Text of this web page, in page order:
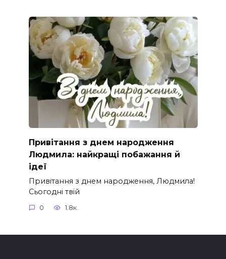
Привітання з днем народження
Людмила: найкращі побажання й
ідеї
Привітання з днем народження, Людмила!
Сьогодні твій
0 1.8к.